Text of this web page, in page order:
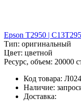
Epson T2950 |
Тип: оригинальный
Цвет: цветной
Ресурс, объем: 20000
Код товара:
Наличие:
Доставка: